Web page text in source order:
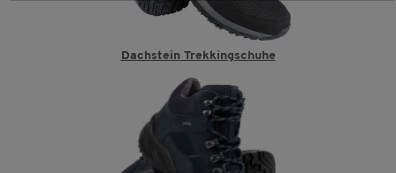
Dachstein Trekkingschuhe